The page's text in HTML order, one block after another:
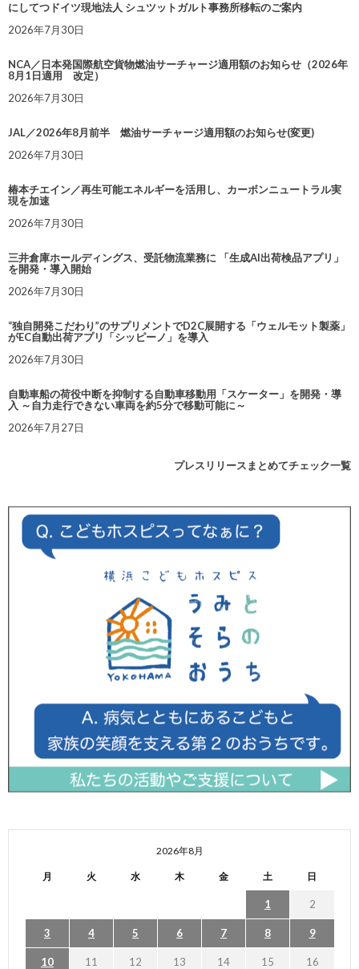
にしてつドイツ現地法人 シュツットガルト事務所移転のご案内
2026年7月30日
NCA／日本発国際航空貨物燃油サーチャージ適用額のお知らせ（2026年
8月1日適用 改定）
2026年7月30日
JAL／2026年8月前半 燃油サーチャージ適用額のお知らせ(変更)
2026年7月30日
椿本チエイン／再生可能エネルギーを活用し、カーボンニュートラル実
現を加速
2026年7月30日
三井倉庫ホールディングス、受託物流業務に 「生成AI出荷検品アプリ」
を開発・導入開始
2026年7月30日
“独自開発こだわり”のサプリメントでD2C展開する「ウェルモット製薬」
がEC自動出荷アプリ「シッピーノ」を導入
2026年7月30日
自動車船の荷役中断を抑制する自動車移動用「スケーター」を開発・導
入 ～自力走行できない車両を約5分で移動可能に～
2026年7月27日
プレスリリースまとめてチェック一覧
2026年8月
月 火 水 木 金 土 日
1 2
3 4 5 6 7 8 9
10 11 12 13 14 15 16